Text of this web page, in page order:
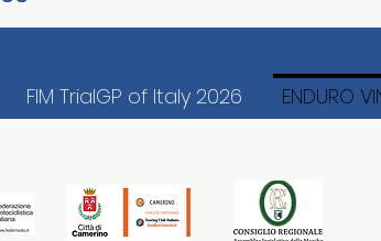
FIM TrialGP of Italy 2026 ENDURO